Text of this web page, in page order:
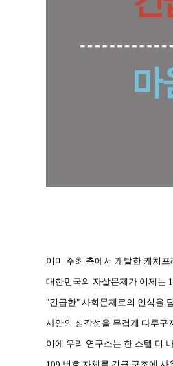
이미 주최 측에서 개발한 캐치
대한민국의 자살문제가 이제는
"긴급한" 사회문제로의 인식을
사안의 심각성을 무겁게 다루구
이에 우리 연구소는 한 스텝 더